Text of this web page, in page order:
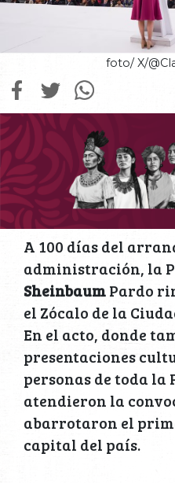
foto/ X/
A 100 días del
administración, la
SheinbaumPardo
el Zócalo de la
En el acto, donde
presentaciones
personas de toda la
atendieron la
abarrotaron el
capital del país.